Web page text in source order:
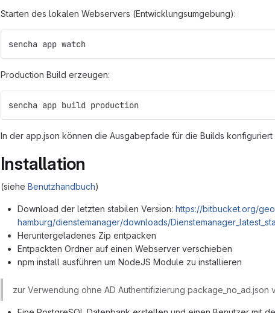
Starten des lokalen Webservers (Entwicklungsumgebung):
sencha app watch
Production Build erzeugen:
sencha app build production
In der app.json können die Ausgabepfade für die Builds
Installation
(siehe Benutzhandbuch)
Download der letzten stabilen Version: https://bitbucket.org/
hamburg/dienstemanager/downloads/
Heruntergeladenes Zip entpacken
Entpackten Ordner auf einen Webserver verschieben
npm install ausführen um NodeJS Module zu installieren
zur Verwendung ohne AD Authentifizierung package_no_ad.json